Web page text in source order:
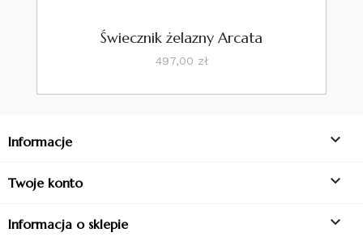
Świecznik żelazny Arcata
497,00 złCena
Informacje 
Twoje konto 
Informacja o sklepie 